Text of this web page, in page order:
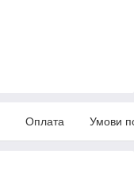
Оплата Умови